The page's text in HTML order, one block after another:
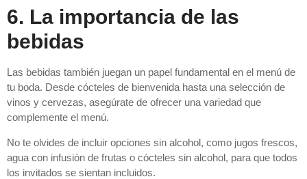
6. La importancia de las
bebidas
Las bebidas también juegan un papel fundamental en el menú de
tu boda. Desde cócteles de bienvenida hasta una selección de
vinos y cervezas, asegúrate de ofrecer una variedad que
complemente el menú.
No te olvides de incluir opciones sin alcohol, como jugos frescos,
agua con infusión de frutas o cócteles sin alcohol, para que todos
los invitados se sientan incluidos.